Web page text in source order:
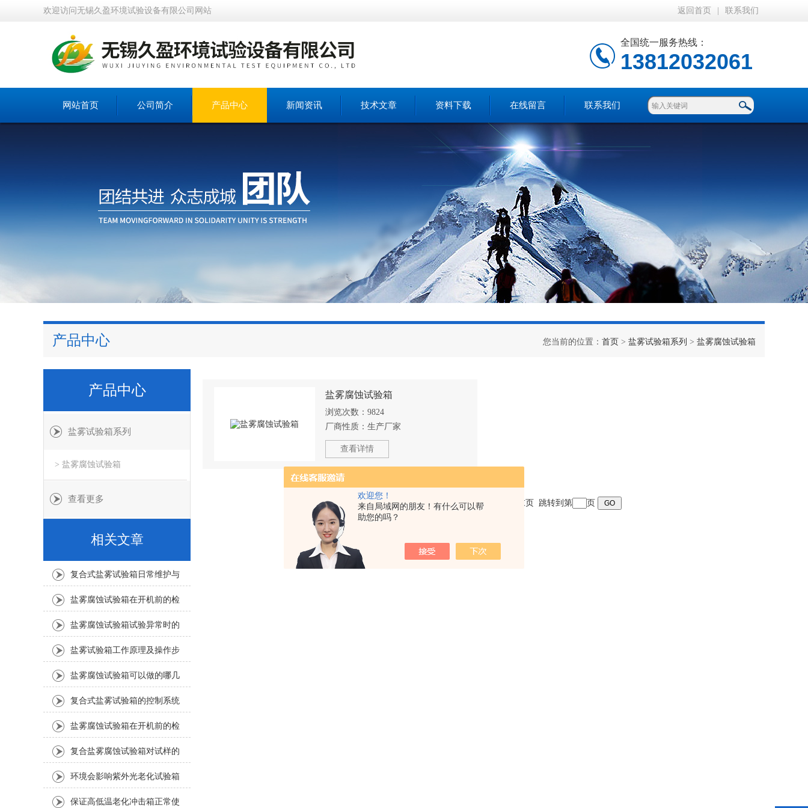
欢迎您！
来自局域网的朋友！有什么可以帮
助您的吗？
欢迎访问无锡久盈环境试验设备有限公司网站 返回首页 联系我们
全国统一服务热线：
13812032061
网站首页 公司简介 产品中心 新闻资讯 技术文章 资料下载 在线留言 联系我们
产品中心 您当前的位置： 首页 > 盐雾试验箱系列 > 盐雾腐蚀试验箱
产品中心
盐雾试验箱系列
> 盐雾腐蚀试验箱
查看更多
相关文章
复合式盐雾试验箱日常维护与
维修提示
盐雾腐蚀试验箱在开机前的检
查（下）
盐雾腐蚀试验箱试验异常时的
调节方法
盐雾试验箱工作原理及操作步
骤
盐雾腐蚀试验箱可以做的哪几
种盐雾试验
复合式盐雾试验箱的控制系统
盐雾腐蚀试验箱在开机前的检
查（上）
复合盐雾腐蚀试验箱对试样的
摆放要求
环境会影响紫外光老化试验箱
的使用寿命吗？
保证高低温老化冲击箱正常使
盐雾腐蚀试验箱
浏览次数： 9824
厂商性质： 生产厂家
查看详情
共 1 条记录，当前 1 / 1 页 首页 上一页 下一页 末页 跳转到第 页